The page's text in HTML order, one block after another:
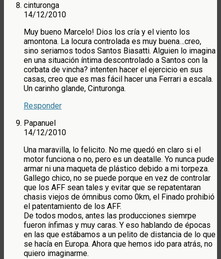
cinturonga
14/12/2010
Muy bueno Marcelo! Dios los cría y el viento los
amontona. La locura controlada es muy buena…creo,
sino seriamos todos Santos Biasatti. Alguien lo imagina
en una situación íntima descontrolado a Santos con la
corbata de vincha? intenten hacer el ejercicio en sus
casas, creo que es mas fácil hacer una Ferrari a escala.
Un carinho glande, Cinturonga.
Responder
Papanuel
14/12/2010
Una maravilla, lo felicito. No me quedó en claro si el
motor funciona o no, pero es un deatalle. Yo nunca pude
armar ni una maqueta de plástico debido a mi torpeza.
Gallego chico, no se puede porque en vez de controlar
que los AFF sean tales y evitar que se repatentaran
chasis viejos de ómnibus como 0km, el Finado prohibió
el patentamiento de los AFF.
De todos modos, antes las producciones siemrpe
fueron ínfimas y muy caras. Y eso hablando de épocas
en las que estábamos a un pelito de distancia de lo que
se hacía en Europa. Ahora que hemos ido para atrás, no
quiero imaginarme.